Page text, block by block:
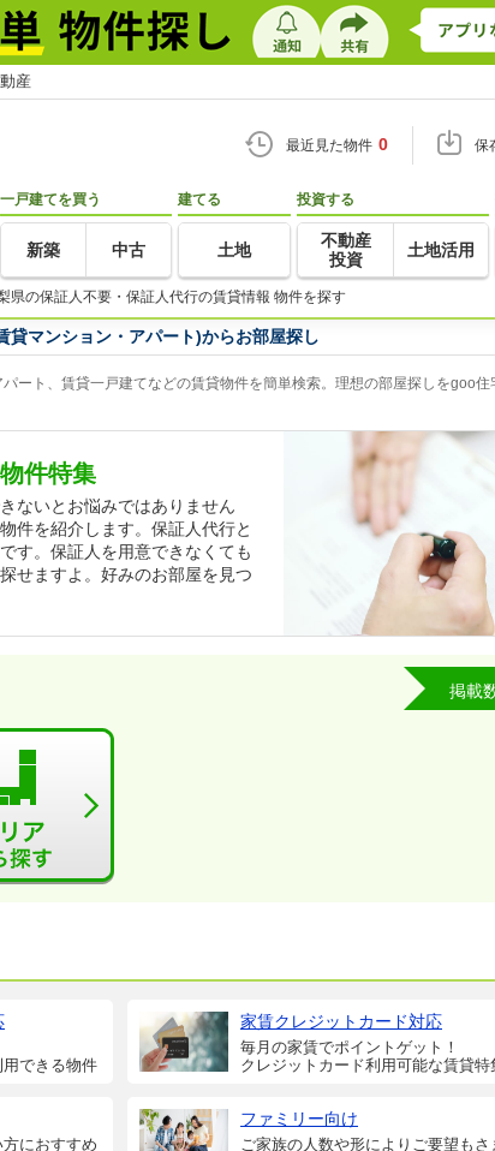
産
最近見た物件 0 保
一戸建てを買う
新築 中古
建てる
土地
投資する
不動産
投資
土地活用
県の保証人不要・保証人代行の賃貸情報 物件を探す
貸マンション・アパート)からお部屋探し
ート、賃貸一戸建てなどの賃貸物件を簡単検索。理想の部屋探しをgoo住
件特集
ないとお悩みではありません
件を紹介します。保証人代行と
す。保証人を用意できなくても
せますよ。好みのお部屋を見つ
掲載
できる物件
家賃クレジットカード対応
毎月の家賃でポイントゲット！
クレジットカード利用可能な賃貸特
におすすめ
ファミリー向け
ご家族の人数や形によりご要望もさ